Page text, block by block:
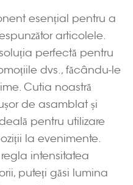
esențial pentru a
articolele.
perfectă pentru
dvs., făcându-le
Cutia noastră
de asamblat și
pentru utilizare
la evenimente.
intensitatea
puteți găsi lumina